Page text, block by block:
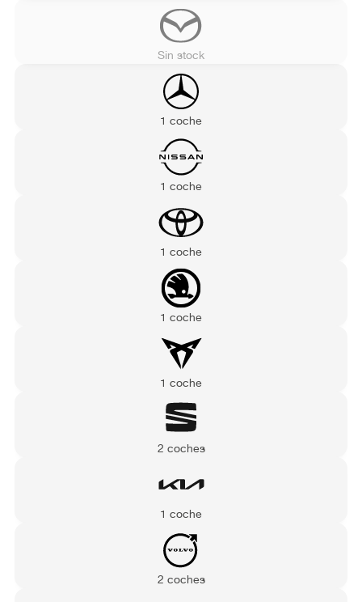
Sin stock
1 coche
1 coche
1 coche
1 coche
1 coche
2 coches
1 coche
2 coches